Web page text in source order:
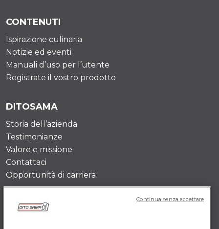
CONTENUTI
Ispirazione culinaria
Notizie ed eventi
Manuali d’uso per l’utente
Registrate il vostro prodotto
DITOSAMA
Storia dell’azienda
Testimonianze
Valore e missione
Contattaci
Opportunità di carriera
POLICY IT Continua senza accettare